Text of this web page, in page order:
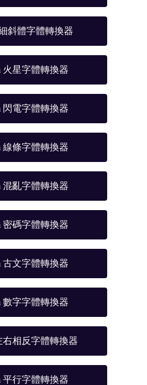
斜體字體轉換器
火星字體轉換器
閃電字體轉換器
線條字體轉換器
混亂字體轉換器
密碼字體轉換器
古文字體轉換器
數字字體轉換器
右相反字體轉換器
平行字體轉換器